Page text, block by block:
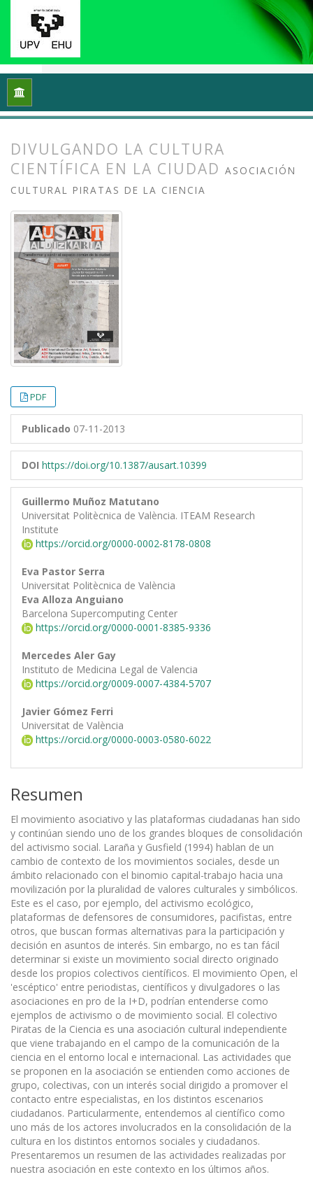
Inicio
DIVULGANDO LA CULTURA
CIENTÍFICA EN LA CIUDAD ASOCIACIÓN
CULTURAL PIRATAS DE LA CIENCIA
PDF
Publicado 07-11-2013
DOI https://doi.org/10.1387/ausart.10399
Guillermo Muñoz Matutano
Universitat Politècnica de València. ITEAM Research
Institute
https://orcid.org/0000-0002-8178-0808
Eva Pastor Serra
Universitat Politècnica de València
Eva Alloza Anguiano
Barcelona Supercomputing Center
https://orcid.org/0000-0001-8385-9336
Mercedes Aler Gay
Instituto de Medicina Legal de Valencia
https://orcid.org/0009-0007-4384-5707
Javier Gómez Ferri
Universitat de València
https://orcid.org/0000-0003-0580-6022
Resumen
El movimiento asociativo y las plataformas ciudadanas han sido
y continúan siendo uno de los grandes bloques de consolidación
del activismo social. Laraña y Gusfield (1994) hablan de un
cambio de contexto de los movimientos sociales, desde un
ámbito relacionado con el binomio capital-trabajo hacia una
movilización por la pluralidad de valores culturales y simbólicos.
Este es el caso, por ejemplo, del activismo ecológico,
plataformas de defensores de consumidores, pacifistas, entre
otros, que buscan formas alternativas para la participación y
decisión en asuntos de interés. Sin embargo, no es tan fácil
determinar si existe un movimiento social directo originado
desde los propios colectivos científicos. El movimiento Open, el
'escéptico' entre periodistas, científicos y divulgadores o las
asociaciones en pro de la I+D, podrían entenderse como
ejemplos de activismo o de movimiento social. El colectivo
Piratas de la Ciencia es una asociación cultural independiente
que viene trabajando en el campo de la comunicación de la
ciencia en el entorno local e internacional. Las actividades que
se proponen en la asociación se entienden como acciones de
grupo, colectivas, con un interés social dirigido a promover el
contacto entre especialistas, en los distintos escenarios
ciudadanos. Particularmente, entendemos al científico como
uno más de los actores involucrados en la consolidación de la
cultura en los distintos entornos sociales y ciudadanos.
Presentaremos un resumen de las actividades realizadas por
nuestra asociación en este contexto en los últimos años.